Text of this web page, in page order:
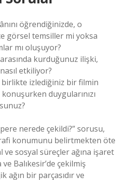
öğrendiğinizde, o
görsel temsiller mi yoksa
mı oluşuyor?
kurduğunuz ilişki,
etkiliyor?
birlikte izlediğiniz bir filmin
duygularınızı
nerede çekildi?” sorusu,
konumunu belirtmekten öte
sosyal süreçler ağına işaret
Balıkesir’de çekilmiş
bir parçasıdır ve